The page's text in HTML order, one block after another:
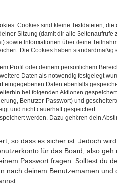
Cookies sind kleine Textdateien,
Sitzung (damit dir alle
Informationen über deine
Die Cookies haben
Profil oder deinem persönlichem
Daten als notwendig festgelegt
Daten ebenfalls
bei folgenden Aktionen
Benutzer-Passwort) und
und nicht dauerhaft gespeichert.
werden. Dazu gehören dein
so dass es sicher ist. Jedoch
für das Board, also
Passwort fragen. Solltest du
nach deinem Benutzernamen